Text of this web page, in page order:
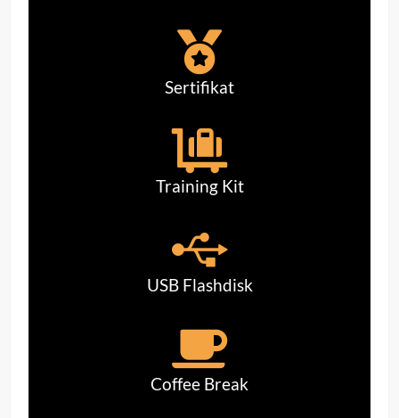
Sertifikat
Training Kit
USB Flashdisk
Coffee Break